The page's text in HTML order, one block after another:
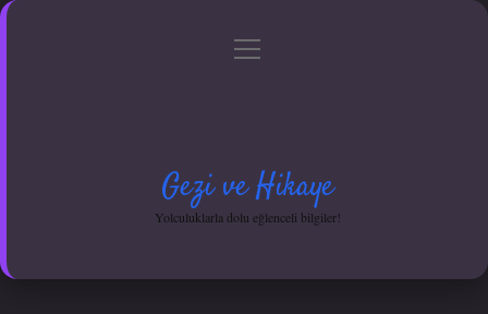
Gizlilik Politikası
menüyü
Gezi ve Hikaye
Yolculuklarla dolu eğlenceli bilgiler!